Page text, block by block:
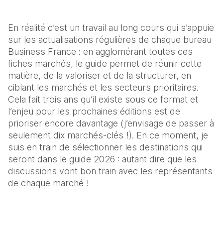
En réalité c’est un travail au long cours qui s’appuie
sur les actualisations régulières de chaque bureau
Business France : en agglomérant toutes ces
fiches marchés, le guide permet de réunir cette
matière, de la valoriser et de la structurer, en
ciblant les marchés et les secteurs prioritaires.
Cela fait trois ans qu’il existe sous ce format et
l’enjeu pour les prochaines éditions est de
prioriser encore davantage (j’envisage de passer à
seulement dix marchés-clés !). En ce moment, je
suis en train de sélectionner les destinations qui
seront dans le guide 2026 : autant dire que les
discussions vont bon train avec les représentants
de chaque marché !